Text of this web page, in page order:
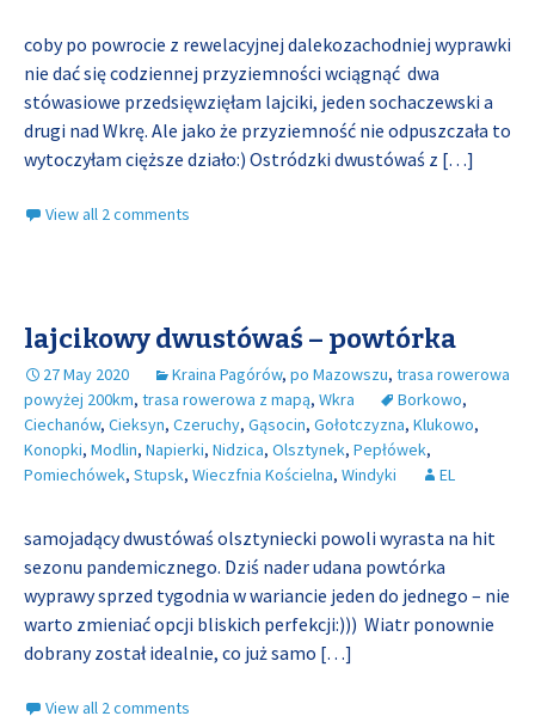
coby po powrocie z rewelacyjnej dalekozachodniej wyprawki
nie dać się codziennej przyziemności wciągnąć dwa
stówasiowe przedsięwzięłam lajciki, jeden sochaczewski a
drugi nad Wkrę. Ale jako że przyziemność nie odpuszczała to
wytoczyłam cięższe działo:) Ostródzki dwustówaś z […]
View all 2 comments
lajcikowy dwustówaś – powtórka
27 May 2020 Kraina Pagórów, po Mazowszu, trasa rowerowa
powyżej 200km, trasa rowerowa z mapą, Wkra Borkowo,
Ciechanów, Cieksyn, Czeruchy, Gąsocin, Gołotczyzna, Klukowo,
Konopki, Modlin, Napierki, Nidzica, Olsztynek, Pepłówek,
Pomiechówek, Stupsk, Wieczfnia Kościelna, Windyki EL
samojadący dwustówaś olsztyniecki powoli wyrasta na hit
sezonu pandemicznego. Dziś nader udana powtórka
wyprawy sprzed tygodnia w wariancie jeden do jednego – nie
warto zmieniać opcji bliskich perfekcji:))) Wiatr ponownie
dobrany został idealnie, co już samo […]
View all 2 comments